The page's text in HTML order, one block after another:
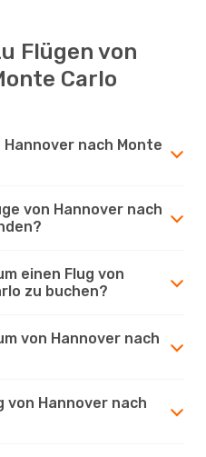
Flügen von
Carlo
nach Monte
von Hannover nach
einen Flug von
zu buchen?
von Hannover nach
von Hannover nach